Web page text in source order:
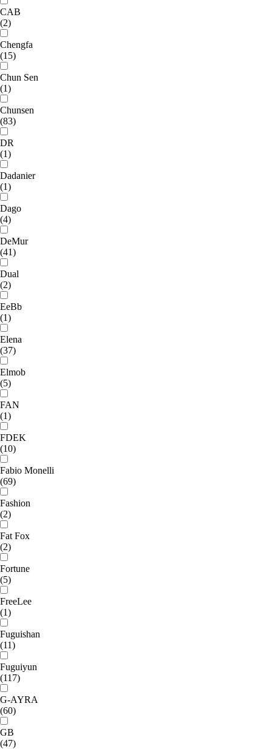
CAB
(2)
Chengfa
(15)
Chun Sen
(1)
Chunsen
(83)
DR
(1)
Dadanier
(1)
Dago
(4)
DeMur
(41)
Dual
(2)
EeBb
(1)
Elena
(37)
Elmob
(5)
FAN
(1)
FDEK
(10)
Fabio Monelli
(69)
Fashion
(2)
Fat Fox
(2)
Fortune
(5)
FreeLee
(1)
Fuguishan
(11)
Fuguiyun
(117)
G-AYRA
(60)
GB
(47)